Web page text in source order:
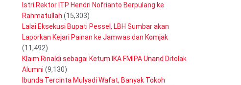
Istri Rektor ITP Hendri Nofrianto Berpulang ke
Rahmatullah (15,303)
Lalai Eksekusi Bupati Pessel, LBH Sumbar akan
Laporkan Kejari Painan ke Jamwas dan Komjak
(11,492)
Klaim Rinaldi sebagai Ketum IKA FMIPA Unand Ditolak
Alumni (9,130)
Ibunda Tercinta Mulyadi Wafat, Banyak Tokoh